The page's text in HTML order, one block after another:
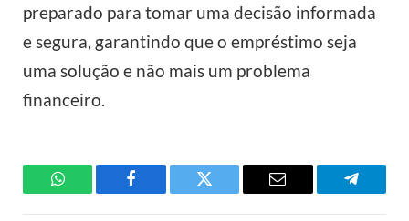
preparado para tomar uma decisão informada
e segura, garantindo que o empréstimo seja
uma solução e não mais um problema
financeiro.
WhatsAppFacebook Twitter Email